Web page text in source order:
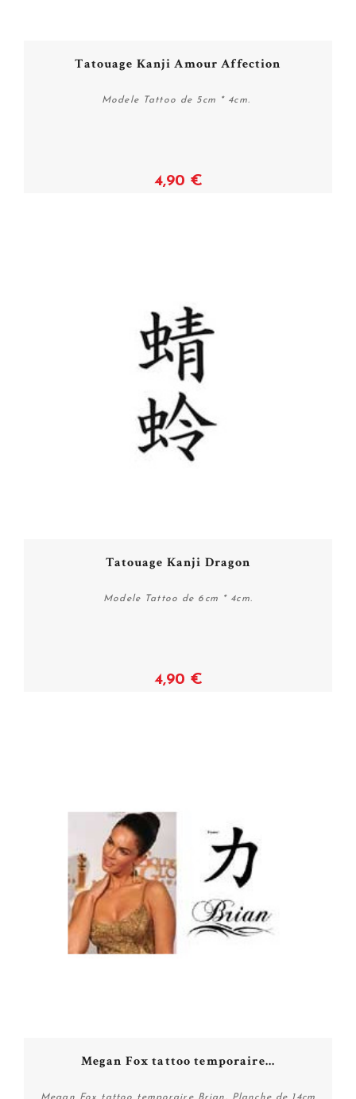
Acheter
Tatouage Kanji Amour Affection
Modele Tattoo de 5cm * 4cm.
4,90 €
Acheter
Tatouage Kanji Dragon
Modele Tattoo de 6cm * 4cm.
4,90 €
Megan Fox tattoo temporaire...
Megan Fox tattoo temporaire Brian. Planche de 14cm